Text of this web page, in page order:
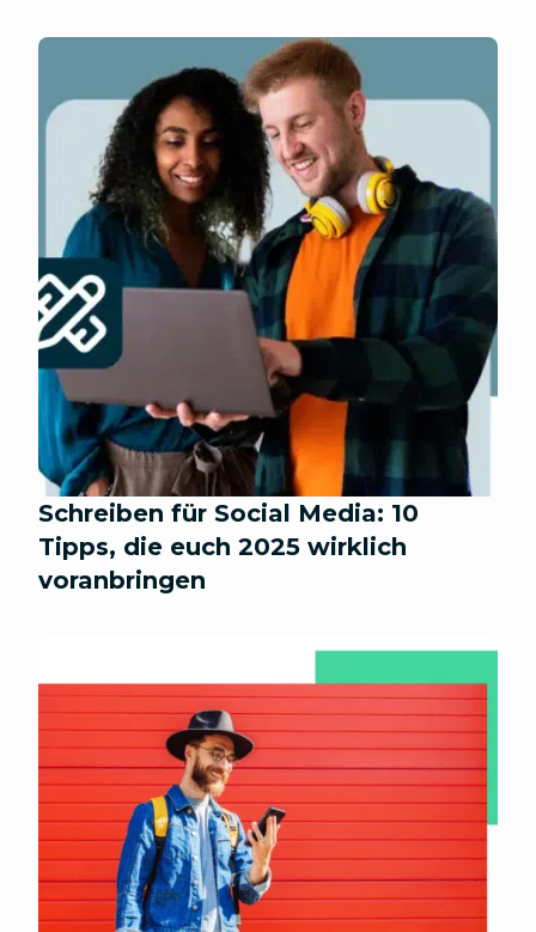
Schreiben für Social Media: 10
Tipps, die euch 2025 wirklich
voranbringen